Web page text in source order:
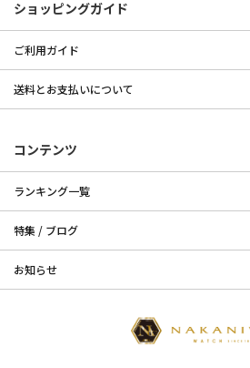
ショッピングガイド
ご利用ガイド
送料とお支払いについて
コンテンツ
ランキング一覧
特集 / ブログ
お知らせ